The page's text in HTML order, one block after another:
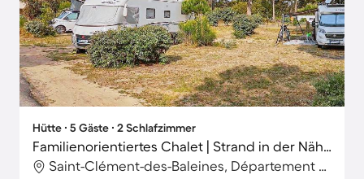
Hütte ∙ 5 Gäste ∙ 2 Schlafzimmer
Familienorientiertes Chalet | Strand in der Nähe | Haustiere sind willkommen
Saint-Clément-des-Baleines, Département Charente-Maritime, Frankreich